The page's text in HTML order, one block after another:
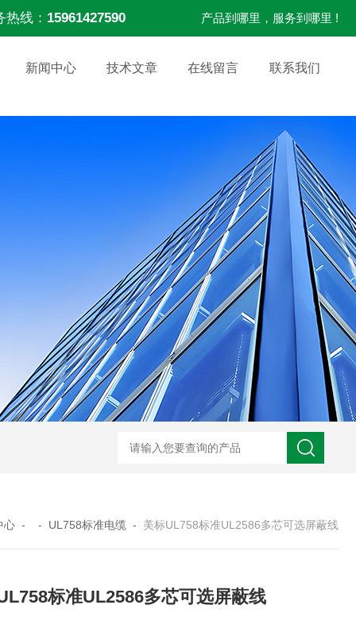
热线： 15961427590 产品到哪里，服务到哪里 !
新闻中心 技术文章 在线留言 联系我们
OPVC-CY-OZ/JZ多芯屏蔽耐油电缆 OPVC-OZ/JZ耐油电
心 - - UL758标准电缆 - 美标UL758标准UL2586多芯可选屏蔽线
标准UL2586多芯可选屏蔽线